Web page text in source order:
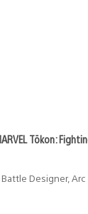
Tōkon:
Designer,